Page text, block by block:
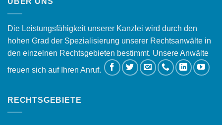
Die Leistungsfähigkeit unserer Kanzlei wird durch den
hohen Grad der Spezialisierung unserer Rechtsanwälte in
den einzelnen Rechtsgebieten bestimmt. Unsere Anwälte
freuen sich auf Ihren Anruf.
RECHTSGEBIETE